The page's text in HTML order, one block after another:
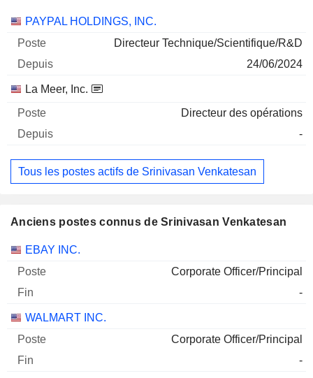
Sociétés Poste Début
PAYPAL HOLDINGS, INC.
Directeur Technique/Scientifique/R&D
24/06/2024
La Meer, Inc.
Directeur des opérations
-
Tous les postes actifs de Srinivasan Venkatesan
Anciens postes connus de Srinivasan Venkatesan
Sociétés Poste
EBAY INC.
Corporate Officer/Principal
-
WALMART INC.
Corporate Officer/Principal
-